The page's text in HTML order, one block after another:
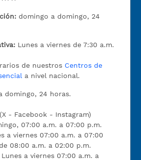
domingo a domingo, 24
Lunes a viernes de 7:30 a.m.
de nuestros Centros de
a nivel nacional.
domingo, 24 horas.
(X - Facebook - Instagram)
07:00 a.m. a 07:00 p.m.
a viernes 07:00 a.m. a 07:00
08:00 a.m. a 02:00 p.m.
Lunes a viernes 07:00 a.m. a